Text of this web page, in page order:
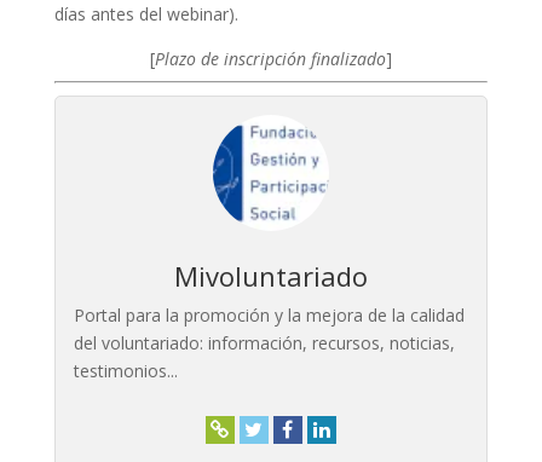
días antes del webinar).
[Plazo de inscripción finalizado]
Mivoluntariado
Portal para la promoción y la mejora de la calidad
del voluntariado: información, recursos, noticias,
testimonios...